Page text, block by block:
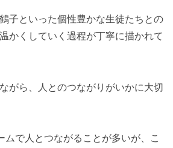
子といった個性豊かな生徒たちとの
かくしていく過程が丁寧に描かれて
がら、人とのつながりがいかに大切
ムで人とつながることが多いが、こ